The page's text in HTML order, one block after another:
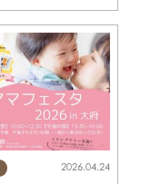
2026.04.24